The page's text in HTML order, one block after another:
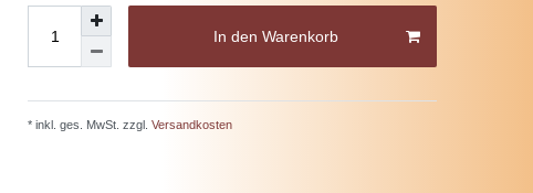
In den Warenkorb
* inkl. ges. MwSt. zzgl. Versandkosten